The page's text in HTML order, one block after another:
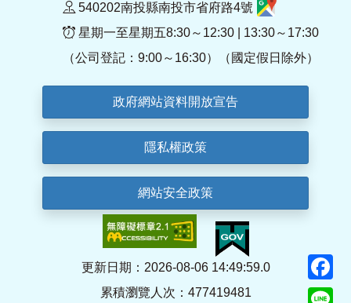
540202南投縣南投市省府路4號
星期一至星期五8:30～12:30 | 13:30～17:30
（公司登記：9:00～16:30）（國定假日除外）
政府網站資料開放宣告
隱私權政策
網站安全政策
更新日期：2026-08-06 14:49:59.0
累積瀏覽人次：477419481